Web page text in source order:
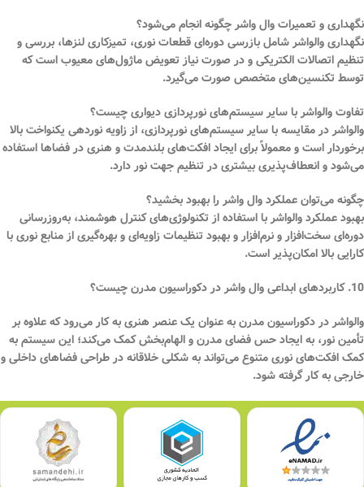
نگهداری و تعمیرات وال واشر چگونه انجام می‌شود؟
نگهداری والواشر شامل بازرسی دوره‌ای قطعات نوری، تمیزکاری لنزها، بررسی و
تنظیم اتصالات الکتریکی و در صورت نیاز تعویض ماژول‌های معیوب است که
توسط تکنسین‌های متخصص صورت می‌گیرد.
تفاوت والواشر با سایر سیستم‌های نورپردازی دیواری چیست؟
والواشر در مقایسه با سایر سیستم‌های نورپردازی، از زاویه نوردهی یکنواخت بالا
برخوردار است و معمولاً برای ایجاد افکت‌های بلندمدت و هنری در فضاها استفاده
می‌شود و انعطاف‌پذیری بیشتری در تنظیم جهت نور دارد.
چگونه می‌توان عملکرد وال واشر را بهبود بخشید؟
بهبود عملکرد والواشر با استفاده از تکنولوژی‌های کنترل هوشمند، به‌روزرسانی
دوره‌ای سخت‌افزار و نرم‌افزار و بهبود تنظیمات زاویه‌ای و بهره‌گیری از منابع نوری با
کارایی بالا امکان‌پذیر است.
10. کاربردهای ابداعی وال واشر در دکوراسیون مدرن چیست؟
والواشر در دکوراسیون مدرن به عنوان یک عنصر هنری به کار می‌رود که علاوه بر
تأمین نور، به ایجاد حس فضای مدرن و الهام‌بخش کمک می‌کند؛ این سیستم به
کمک افکت‌های نوری متنوع می‌تواند به شکلی خلاقانه در طراحی فضاهای داخلی و
خارجی به کار گرفته شود.